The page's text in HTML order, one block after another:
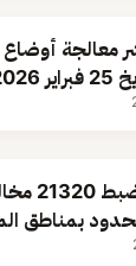
معالجة
خلال
بمناطق